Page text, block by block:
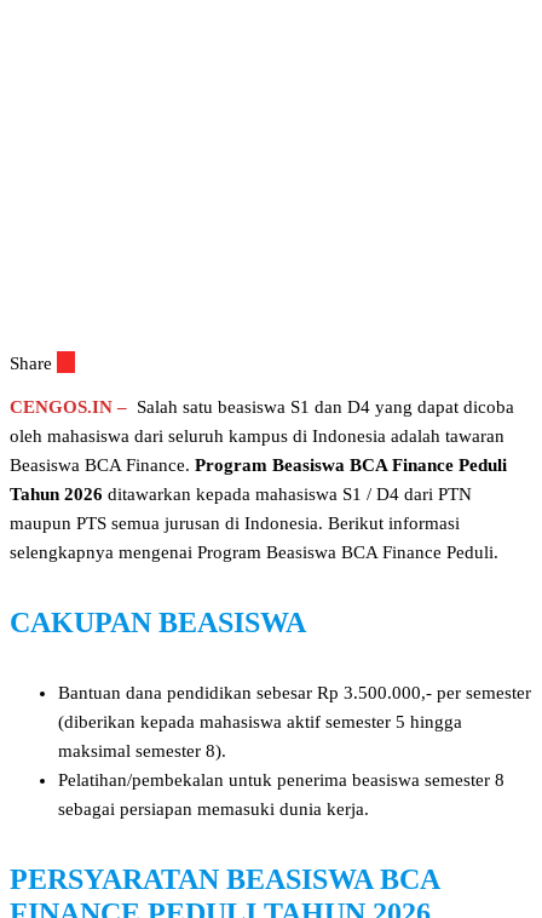
Share
CENGOS.IN – Salah satu beasiswa S1 dan D4 yang dapat dicoba
oleh mahasiswa dari seluruh kampus di Indonesia adalah tawaran
Beasiswa BCA Finance. Program Beasiswa BCA Finance Peduli
Tahun 2026 ditawarkan kepada mahasiswa S1 / D4 dari PTN
maupun PTS semua jurusan di Indonesia. Berikut informasi
selengkapnya mengenai Program Beasiswa BCA Finance Peduli.
CAKUPAN BEASISWA
Bantuan dana pendidikan sebesar Rp 3.500.000,- per semester
(diberikan kepada mahasiswa aktif semester 5 hingga
maksimal semester 8).
Pelatihan/pembekalan untuk penerima beasiswa semester 8
sebagai persiapan memasuki dunia kerja.
PERSYARATAN BEASISWA BCA